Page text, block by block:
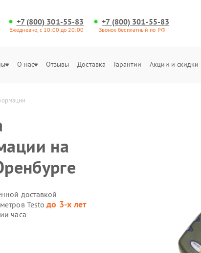
+7 (800) 301-55-83
Ежедневно, с 10:00 до 20:00
+7 (800) 301-55-83
Звонок бесплатный по РФ
О нас Отзывы Доставка Гарантии Акции и скидки
на
доставкой
Testoдо 3-х лет
часа